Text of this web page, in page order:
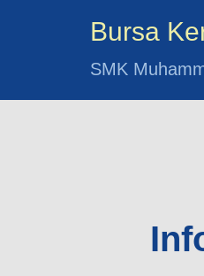
Bursa
SMK